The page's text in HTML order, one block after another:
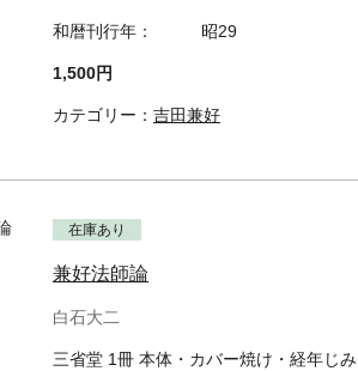
和暦刊行年： 昭29
1,500円
カテゴリー： 吉田兼好
在庫あり
兼好法師論
白石大二
三省堂 1冊 本体・カバー焼け・経年じみ